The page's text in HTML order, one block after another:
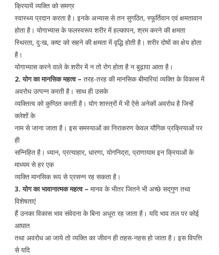
क्रियायें व्यक्ति को समग्र
स्वास्थ्य प्रदान करता है। इनके अभ्यास से तन सुगठित, स्फूर्तिवान एवं क्षमतावान
होता है। योगाभ्यास के फलस्वरूप शरीर में हल्कापन, श्रम करने की क्षमता
स्थिरता, दुःख, कष्ट को सहने की क्षमता में वृद्धि होती है। शरीर दोषों का क्षेय होता
है।
योगाभ्यास करने वाले के शरीर में न तो रोग होता है न बुढ़ापा आता है।
2. योग का मानसिक महत्व – तरह-तरह की मानसिक बीमारियां व्यक्ति के विकास में
अवरोध उत्पन्न करती है। साथ ही उसके
व्यक्तित्व को कुण्ठित करती है। योग शास्त्रों में भी ऐसे अनेकों अवरोध है जिन्हें
क्लेशों के
नाम से जाना जाता है। इस समस्याओं का निराकरण केवल यौगिक प्रक्रियाओं पर
ही
सन्निहित है। ध्यान, प्रत्याहार, धारणा, योगनिद्रा, प्राणायाम इन क्रियाओं के
माध्यम से हर एक
व्यक्ति मानसिक रूप से प्रसन्न रह सकता है।
3. योग का भावानात्मक महत्व – मानव के भीतर जितने भी अच्छे सद्गुण तथा
विशेषताएं
हैं उनका विकास भाव संवेदना के बिना अधूरा रह जाता है। यदि भाव तल पर कोई
आघात
तथा अवरोध आ जाये तो व्यक्ति का जीवन ही तहस-नहस हो जाता है। इस विपत्ति
से यदि